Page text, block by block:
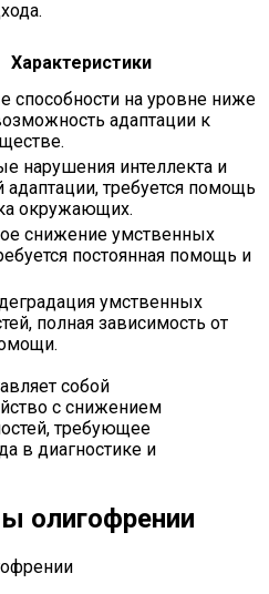
Характеристики
способности на уровне ниже
адаптации к
нарушения интеллекта и
адаптации, требуется помощь
окружающих.
снижение умственных
постоянная помощь и
умственных
полная зависимость от
собой
с снижением
требующее
в диагностике и
олигофрении